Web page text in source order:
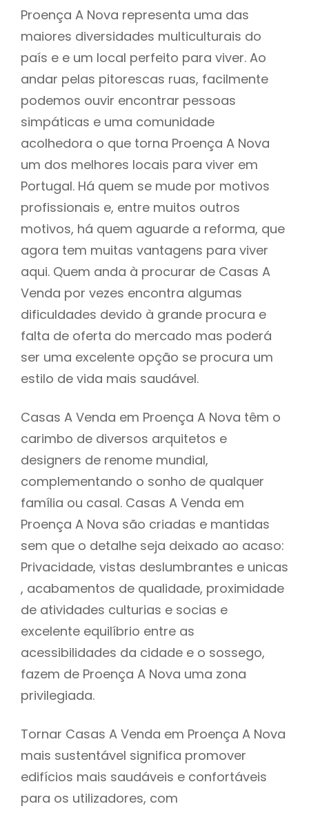
Proença A Nova representa uma das
maiores diversidades multiculturais do
país e e um local perfeito para viver. Ao
andar pelas pitorescas ruas, facilmente
podemos ouvir encontrar pessoas
simpáticas e uma comunidade
acolhedora o que torna Proença A Nova
um dos melhores locais para viver em
Portugal. Há quem se mude por motivos
profissionais e, entre muitos outros
motivos, há quem aguarde a reforma, que
agora tem muitas vantagens para viver
aqui. Quem anda à procurar de Casas A
Venda por vezes encontra algumas
dificuldades devido à grande procura e
falta de oferta do mercado mas poderá
ser uma excelente opção se procura um
estilo de vida mais saudável.
Casas A Venda em Proença A Nova têm o
carimbo de diversos arquitetos e
designers de renome mundial,
complementando o sonho de qualquer
família ou casal. Casas A Venda em
Proença A Nova são criadas e mantidas
sem que o detalhe seja deixado ao acaso:
Privacidade, vistas deslumbrantes e unicas
, acabamentos de qualidade, proximidade
de atividades culturias e socias e
excelente equilíbrio entre as
acessibilidades da cidade e o sossego,
fazem de Proença A Nova uma zona
privilegiada.
Tornar Casas A Venda em Proença A Nova
mais sustentável significa promover
edifícios mais saudáveis e confortáveis
para os utilizadores, com